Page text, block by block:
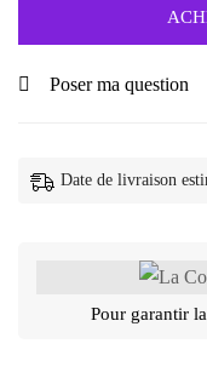
Poser ma question
Date de livraison
Pour garantir